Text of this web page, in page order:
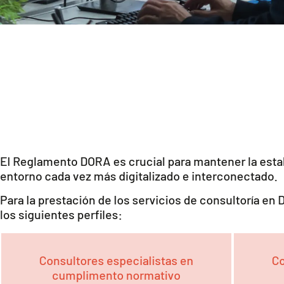
El Reglamento DORA es crucial para mantener la
entorno cada vez más digitalizado e interconectado.
Para la prestación de los servicios de consultoría en
los siguientes perfiles:
Consultores especialistas en
cumplimento normativo